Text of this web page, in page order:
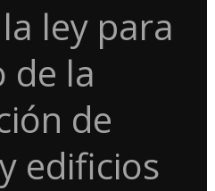
ley para
de la
de
edificios